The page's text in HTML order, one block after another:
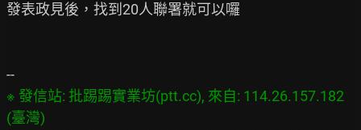
發表政見後，找到20人聯署就可以囉
※ 發信站: 批踢踢實業坊(ptt.cc), 來自: 114.26.157.182
(臺灣)